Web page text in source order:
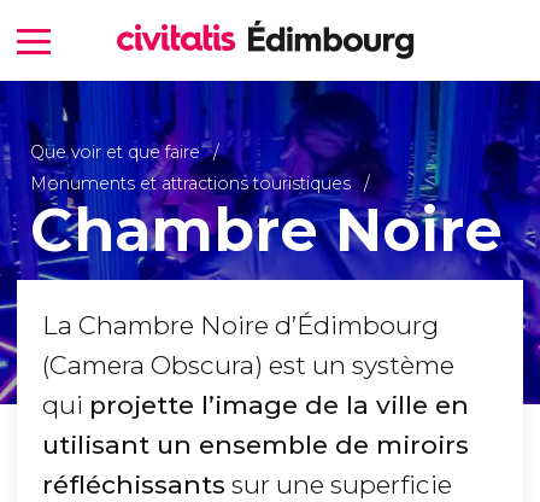
Que voir et que faire
Monuments et attractions touristiques
Chambre Noire
La Chambre Noire d’Édimbourg
(Camera Obscura) est un système
qui projette l’image de la ville en
utilisant un ensemble de miroirs
réfléchissants sur une superficie